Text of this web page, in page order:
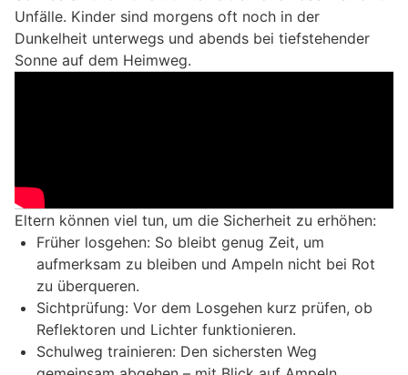
Unfälle. Kinder sind morgens oft noch in der
Dunkelheit unterwegs und abends bei tiefstehender
Sonne auf dem Heimweg.
Eltern können viel tun, um die Sicherheit zu erhöhen:
Früher losgehen: So bleibt genug Zeit, um
aufmerksam zu bleiben und Ampeln nicht bei Rot
zu überqueren.
Sichtprüfung: Vor dem Losgehen kurz prüfen, ob
Reflektoren und Lichter funktionieren.
Schulweg trainieren: Den sichersten Weg